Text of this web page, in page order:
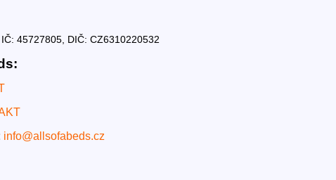
45727805, DIČ: CZ6310220532
info@allsofabeds.cz